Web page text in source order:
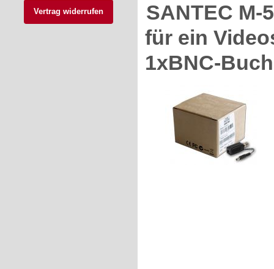
Vertrag widerrufen
SANTEC M-
für ein
1xBNC-